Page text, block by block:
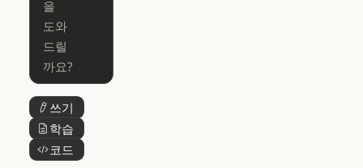
쓰기
버튼 텍스트
학습
버튼 텍스트
코드
버튼 텍스트